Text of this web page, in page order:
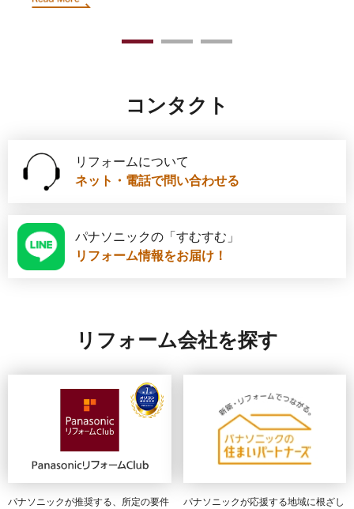
1 2 3
コンタクト
リフォームについて
ネット・電話で問い合わせる
パナソニックの「すむすむ」
リフォーム情報をお届け！
リフォーム会社を探す
パナソニックが推奨する、所定の要件
パナソニックが応援する地域に根ざし